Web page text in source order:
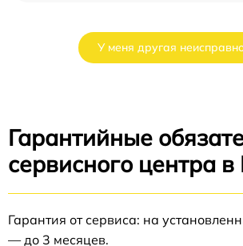
У меня другая
Гарантийные
сервисного центра в
Гарантия от сервиса: на
— до 3 месяцев.